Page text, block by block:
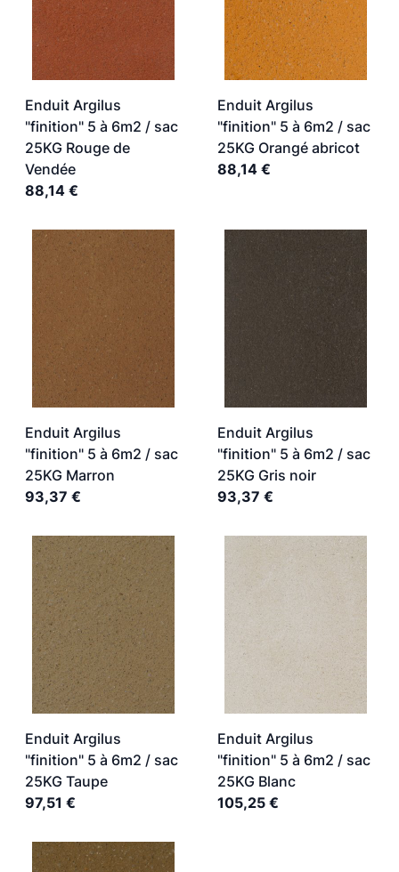
Enduit Argilus
"finition" 5 à 6m2 / sac
25KG Rouge de
Vendée
88,14 €
Enduit Argilus
"finition" 5 à 6m2 / sac
25KG Orangé abricot
88,14 €
Enduit Argilus
"finition" 5 à 6m2 / sac
25KG Marron
93,37 €
Enduit Argilus
"finition" 5 à 6m2 / sac
25KG Gris noir
93,37 €
Enduit Argilus
"finition" 5 à 6m2 / sac
25KG Taupe
97,51 €
Enduit Argilus
"finition" 5 à 6m2 / sac
25KG Blanc
105,25 €